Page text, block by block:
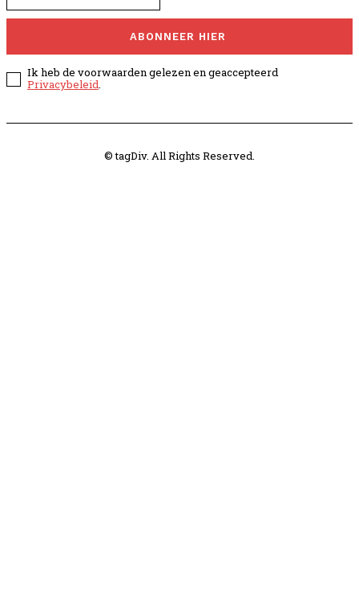
ABONNEER HIER
Ik heb de voorwaarden gelezen en geaccepteerd
Privacybeleid.
© tagDiv. All Rights Reserved.